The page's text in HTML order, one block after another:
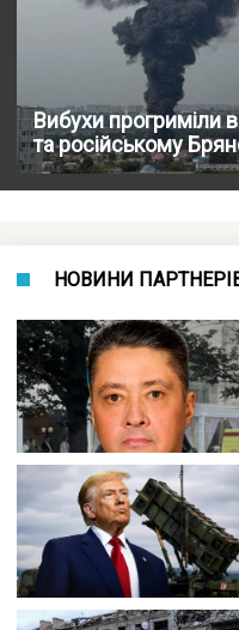
Вибухи прогриміли в
та російському
НОВИНИ